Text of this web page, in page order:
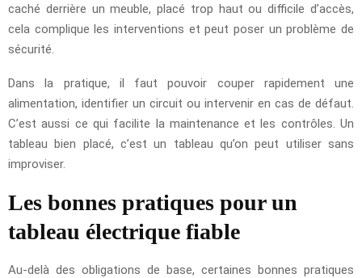
caché derrière un meuble, placé trop haut ou difficile d’accès,
cela complique les interventions et peut poser un problème de
sécurité.
Dans la pratique, il faut pouvoir couper rapidement une
alimentation, identifier un circuit ou intervenir en cas de défaut.
C’est aussi ce qui facilite la maintenance et les contrôles. Un
tableau bien placé, c’est un tableau qu’on peut utiliser sans
improviser.
Les bonnes pratiques pour un
tableau électrique fiable
Au-delà des obligations de base, certaines bonnes pratiques